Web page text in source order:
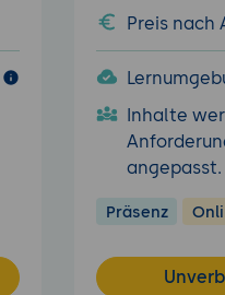
Preis nach
Inhalte
angepasst.
Präsenz